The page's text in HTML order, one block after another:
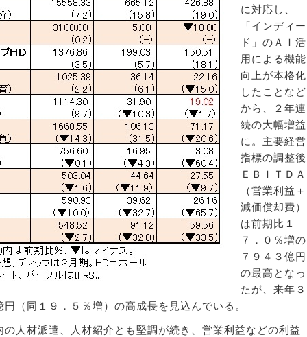
に対応し、
「インディー
ド」のＡＩ活
用による機能
向上が本格化
したことなど
から、２年連
続の大幅増益
に。主要経営
指標の調整後
ＥＢＩＴＤＡ
（営業利益＋
減価償却費）
は前期比１
７．０％増の
７９４３億円
の最高となっ
たが、来年３
円（同１９．５％増）の高成長を見込んでいる。
人材派遣、人材紹介とも堅調が続き、営業利益などの利益